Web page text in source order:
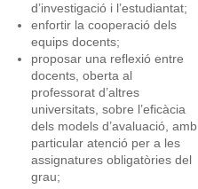
d’investigació i l’estudiantat;
enfortir la cooperació dels
equips docents;
proposar una reflexió entre
docents, oberta al
professorat d’altres
universitats, sobre l’eficàcia
dels models d’avaluació, amb
particular atenció per a les
assignatures obligatòries del
grau;